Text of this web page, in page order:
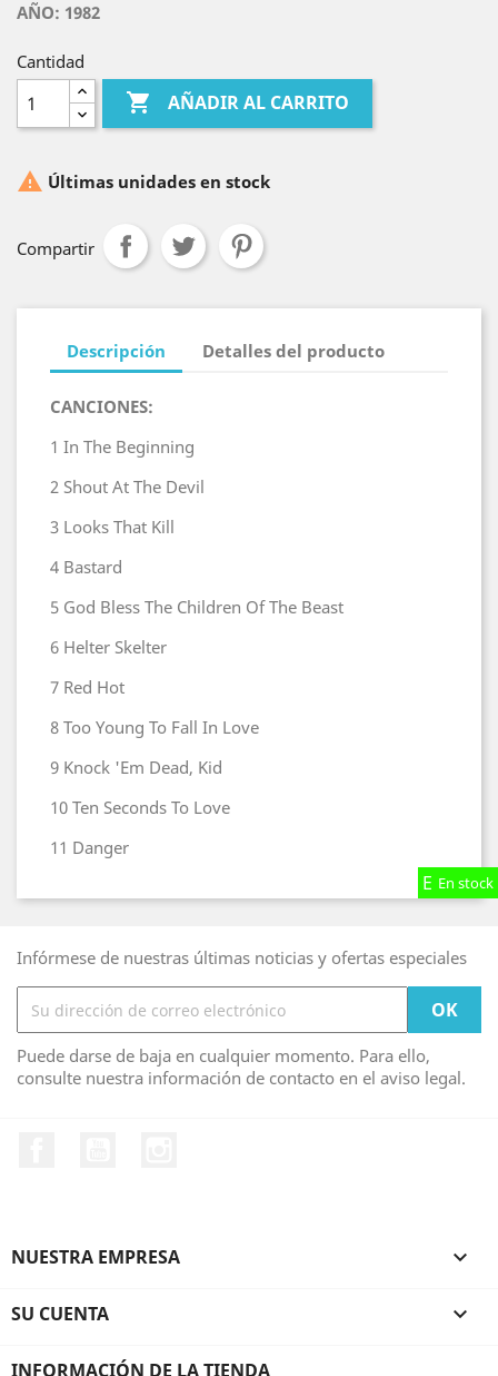
En stock
En stock
En stock
AÑO: 1982
Cantidad
 AÑADIR AL CARRITO
 Últimas unidades en stock
Compartir
Descripción Detalles del producto
CANCIONES:
1 In The Beginning
2 Shout At The Devil
3 Looks That Kill
4 Bastard
5 God Bless The Children Of The Beast
6 Helter Skelter
7 Red Hot
8 Too Young To Fall In Love
9 Knock 'Em Dead, Kid
10 Ten Seconds To Love
11 Danger
Infórmese de nuestras últimas noticias y ofertas especiales
Puede darse de baja en cualquier momento. Para ello,
consulte nuestra información de contacto en el aviso legal.
NUESTRA EMPRESA 
SU CUENTA 
INFORMACIÓN DE LA TIENDA